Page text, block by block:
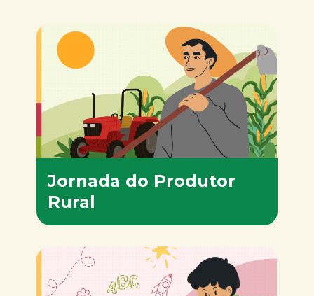
Jornada do Produtor
Rural